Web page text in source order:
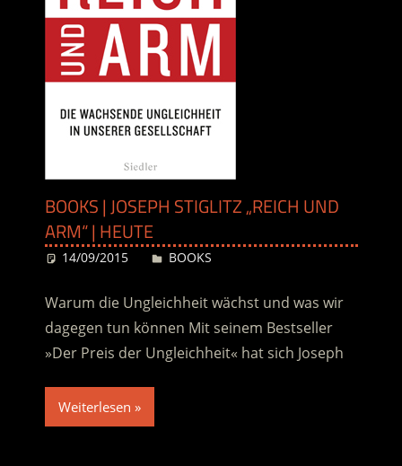
BOOKS | JOSEPH STIGLITZ „REICH UND
ARM“ | HEUTE
14/09/2015 Desiree
BOOKS
Warum die Ungleichheit wächst und was wir
dagegen tun können Mit seinem Bestseller
»Der Preis der Ungleichheit« hat sich Joseph
Weiterlesen